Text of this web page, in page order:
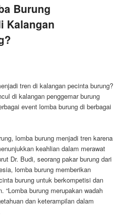
Burung
Kalangan
tren di kalangan pecinta burung?
di kalangan penggemar burung
event lomba burung di berbagai
lomba burung menjadi tren karena
keahlian dalam merawat
Dr. Budi, seorang pakar burung dari
lomba burung memberikan
burung untuk berkompetisi dan
“Lomba burung merupakan wadah
dan keterampilan dalam